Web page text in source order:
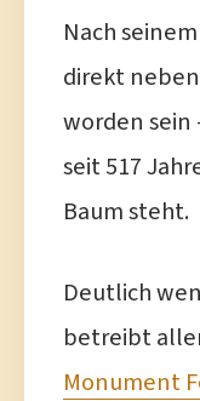
Nach
direkt
worden sein
seit 517
Baum steht.
Deutlich
betreibt
Monument